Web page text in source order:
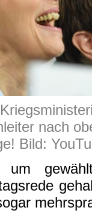
nach
Bild:
um